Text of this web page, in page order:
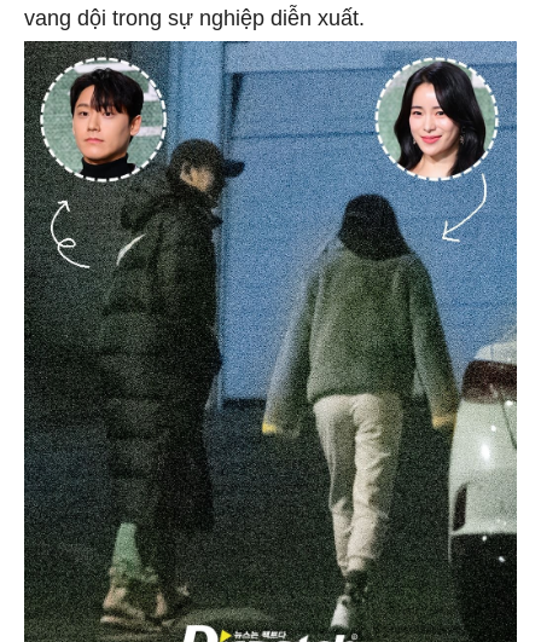
vang dội trong sự nghiệp diễn xuất.